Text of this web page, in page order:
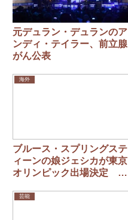
元デュラン・デュランのア
ンディ・テイラー、前立腺
がん公表
海外
ブルース・スプリングステ
ィーンの娘ジェシカが東京
オリンピック出場決定 障
バー
芸能